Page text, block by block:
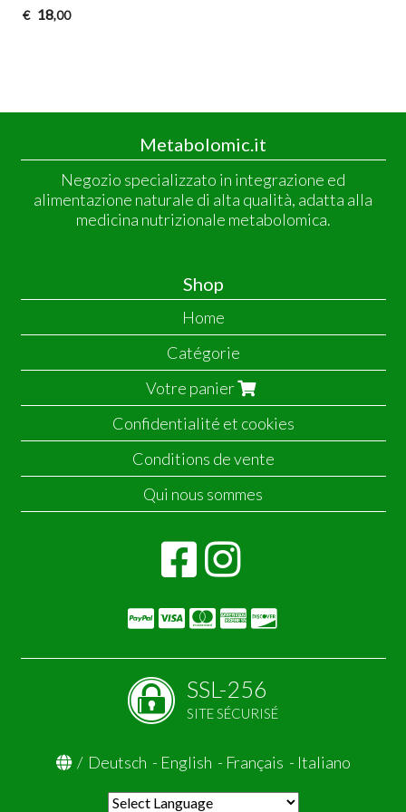
€ 18,00
Metabolomic.it
Negozio specializzato in integrazione ed
alimentazione naturale di alta qualità, adatta alla
medicina nutrizionale metabolomica.
Shop
Home
Catégorie
Votre panier
Confidentialité et cookies
Conditions de vente
Qui nous sommes
SSL-256
SITE SÉCURISÉ
/ Deutsch - English - Français - Italiano